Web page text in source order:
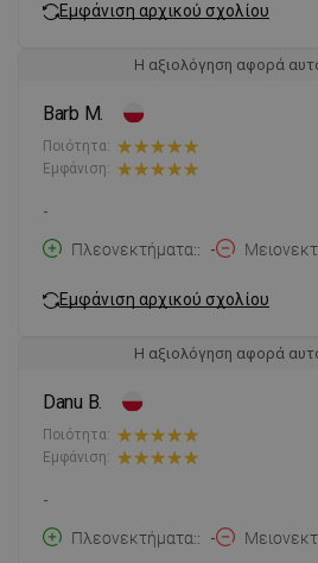
Εμφάνιση αρχικού σχολίου
Η αξιολόγηση αφορά
Barb M.
Ποιότητα:
Εμφάνιση:
-
Πλεονεκτήματα:
-
Εμφάνιση αρχικού σχολίου
Η αξιολόγηση αφορά
Danu B.
Ποιότητα:
Εμφάνιση:
-
Πλεονεκτήματα:
-